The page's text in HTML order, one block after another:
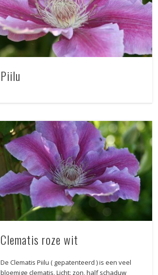
Piilu
Clematis roze wit
De Clematis Piilu ( gepatenteerd ) is een veel
bloemige clematis. Licht: zon, half schaduw